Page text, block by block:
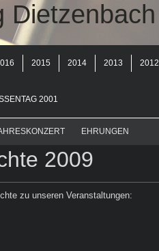
Dietzenbach
2015 2014 2013 2012
2001
EHRUNGEN
2009
zu unseren Veranstaltungen: